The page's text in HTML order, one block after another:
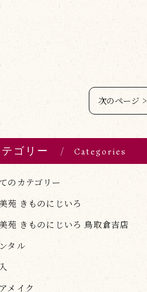
次のページ >
テゴリー Categories
のカテゴリー
苑 きものにじいろ
苑 きものにじいろ 鳥取倉吉店
タル
メイク